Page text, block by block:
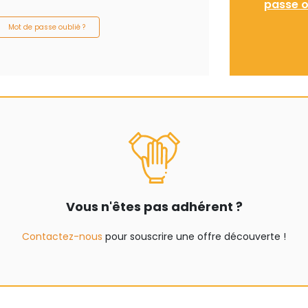
Mot de passe oublié ?
passe
Vous n'êtes pas adhérent ?
Contactez-nous pour souscrire une offre découverte !